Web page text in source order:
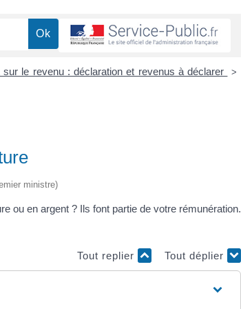
sur le revenu : déclaration et revenus à déclarer >
ministre)
ou en argent ? Ils font partie de votre rémunération.
Tout replier Tout déplier